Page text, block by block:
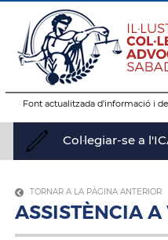
Font actualitzada d’informació i
Col·legiar-se a
TORNAR A LA PÀGINA ANTERIOR|
ASSISTÈNCIA